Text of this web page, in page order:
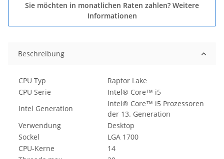
Sie möchten in monatlichen Raten zahlen? Weitere
Informationen
Beschreibung
CPU Typ
Raptor Lake
CPU Serie
Intel® Core™ i5
Intel Generation
Intel® Core™ i5 Prozessoren
der 13. Generation
Verwendung
Desktop
Sockel
LGA 1700
CPU-Kerne
14